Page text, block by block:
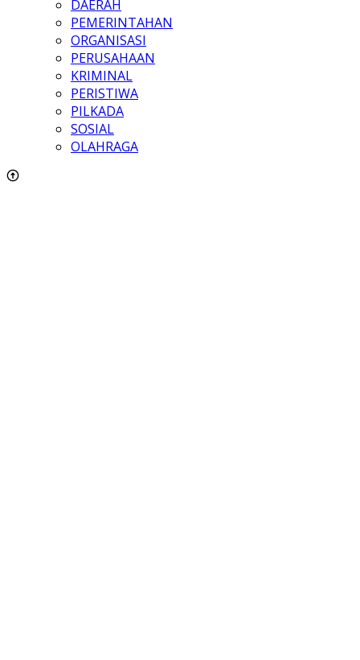
DAERAH
PEMERINTAHAN
ORGANISASI
PERUSAHAAN
KRIMINAL
PERISTIWA
PILKADA
SOSIAL
OLAHRAGA